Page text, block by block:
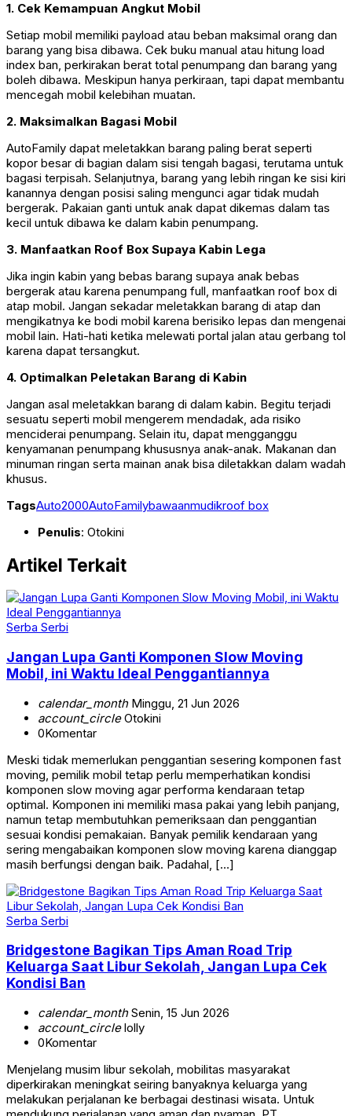
1. Cek Kemampuan Angkut Mobil
Setiap mobil memiliki payload atau beban maksimal orang dan
barang yang bisa dibawa. Cek buku manual atau hitung load
index ban, perkirakan berat total penumpang dan barang yang
boleh dibawa. Meskipun hanya perkiraan, tapi dapat membantu
mencegah mobil kelebihan muatan.
2. Maksimalkan Bagasi Mobil
AutoFamily dapat meletakkan barang paling berat seperti
kopor besar di bagian dalam sisi tengah bagasi, terutama untuk
bagasi terpisah. Selanjutnya, barang yang lebih ringan ke sisi kiri
kanannya dengan posisi saling mengunci agar tidak mudah
bergerak. Pakaian ganti untuk anak dapat dikemas dalam tas
kecil untuk dibawa ke dalam kabin penumpang.
3. Manfaatkan Roof Box Supaya Kabin Lega
Jika ingin kabin yang bebas barang supaya anak bebas
bergerak atau karena penumpang full, manfaatkan roof box di
atap mobil. Jangan sekadar meletakkan barang di atap dan
mengikatnya ke bodi mobil karena berisiko lepas dan mengenai
mobil lain. Hati-hati ketika melewati portal jalan atau gerbang tol
karena dapat tersangkut.
4. Optimalkan Peletakan Barang di Kabin
Jangan asal meletakkan barang di dalam kabin. Begitu terjadi
sesuatu seperti mobil mengerem mendadak, ada risiko
menciderai penumpang. Selain itu, dapat mengganggu
kenyamanan penumpang khususnya anak-anak. Makanan dan
minuman ringan serta mainan anak bisa diletakkan dalam wadah
khusus.
TagsAuto2000AutoFamilybawaanmudikroof box
Penulis: Otokini
Artikel Terkait
Serba Serbi
Jangan Lupa Ganti Komponen Slow Moving
Mobil, ini Waktu Ideal Penggantiannya
calendar_monthMinggu, 21 Jun 2026
account_circleOtokini
0Komentar
Meski tidak memerlukan penggantian sesering komponen fast
moving, pemilik mobil tetap perlu memperhatikan kondisi
komponen slow moving agar performa kendaraan tetap
optimal. Komponen ini memiliki masa pakai yang lebih panjang,
namun tetap membutuhkan pemeriksaan dan penggantian
sesuai kondisi pemakaian. Banyak pemilik kendaraan yang
sering mengabaikan komponen slow moving karena dianggap
masih berfungsi dengan baik. Padahal, […]
Serba Serbi
Bridgestone Bagikan Tips Aman Road Trip
Keluarga Saat Libur Sekolah, Jangan Lupa Cek
Kondisi Ban
calendar_monthSenin, 15 Jun 2026
account_circlelolly
0Komentar
Menjelang musim libur sekolah, mobilitas masyarakat
diperkirakan meningkat seiring banyaknya keluarga yang
melakukan perjalanan ke berbagai destinasi wisata. Untuk